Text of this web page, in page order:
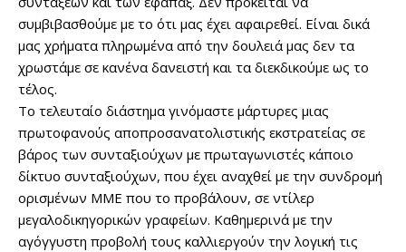
συμβιβασθούμε με το ότι μας έχει αφαιρεθεί. Είναι δικά
μας χρήματα πληρωμένα από την δουλειά μας δεν τα
χρωστάμε σε κανένα δανειστή και τα διεκδικούμε ως το
τέλος.
Το τελευταίο διάστημα γινόμαστε μάρτυρες μιας
πρωτοφανούς αποπροσανατολιστικής εκστρατείας σε
βάρος των συνταξιούχων με πρωταγωνιστές κάποιο
δίκτυο συνταξιούχων, που έχει αναχθεί με την συνδρομή
ορισμένων ΜΜΕ που το προβάλουν, σε ντίλερ
μεγαλοδικηγορικών γραφείων. Καθημερινά με την
αγόγγυστη προβολή τους καλλιεργούν την λογική τις